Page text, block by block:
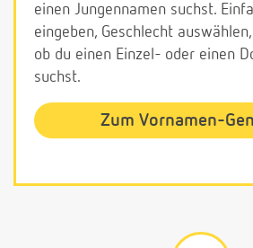
einen Jungennamen suchst.
eingeben, Geschlecht
ob du einen Einzel- oder einen
suchst.
Zum Vornamen-